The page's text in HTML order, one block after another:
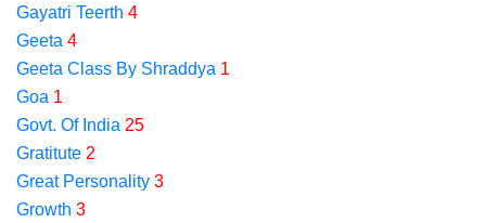
Gayatri Teerth 4
Geeta 4
Geeta Class By Shraddya 1
Goa 1
Govt. Of India 25
Gratitute 2
Great Personality 3
Growth 3